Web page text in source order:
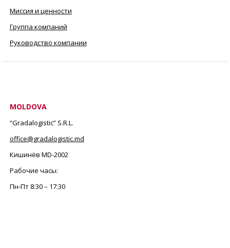
Миссия и ценности
Группа компаний
Руководство компании
MOLDOVA
“Gradalogistic” S.R.L.
office@gradalogistic.md
Кишинёв MD-2002
Рабочие часы:
Пн-Пт 8:30 – 17:30